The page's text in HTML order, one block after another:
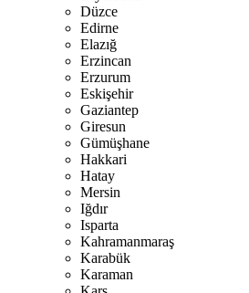
Düzce
Edirne
Elazığ
Erzincan
Erzurum
Eskişehir
Gaziantep
Giresun
Gümüşhane
Hakkari
Hatay
Mersin
Iğdır
Isparta
Kahramanmaraş
Karabük
Karaman